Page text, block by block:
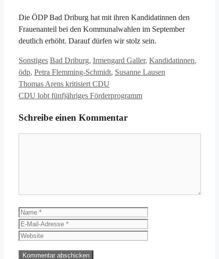
Die ÖDP Bad Driburg hat mit ihren Kandidatinnen den
Frauenanteil bei den Kommunalwahlen im September
deutlich erhöht. Darauf dürfen wir stolz sein.
Kategorien
Sonstiges Schlagwörter
Bad Driburg, Irmengard Galler, Kandidatinnen,
ödp, Petra Flemming-Schmidt, Susanne Lausen
Thomas Arens kritisiert CDU
CDU lobt fünfjähriges Förderprogramm
Schreibe einen Kommentar
Name